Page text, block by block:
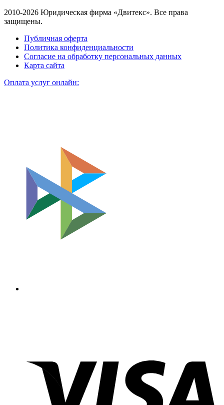
2010-2026 Юридическая фирма «Двитекс». Все права
защищены.
Публичная оферта
Политика конфиденциальности
Согласие на обработку персональных данных
Карта сайта
Оплата услуг онлайн: